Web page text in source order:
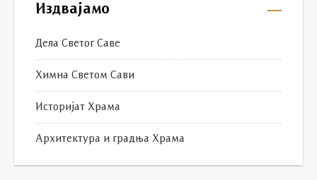
Издвајамо
Дела Светог Саве
Химна Светом Сави
Историјат Храма
Архитектура и градња Храма